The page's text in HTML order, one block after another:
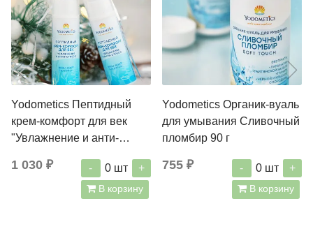
Yodometics Пептидный
крем-комфорт для век
"Увлажнение и анти-
1 030 ₽ - 0 шт +
В корзину
Yodometics Органик-вуаль
для умывания Cливочный
пломбир 90 г
755 ₽ - 0 шт +
В корзину